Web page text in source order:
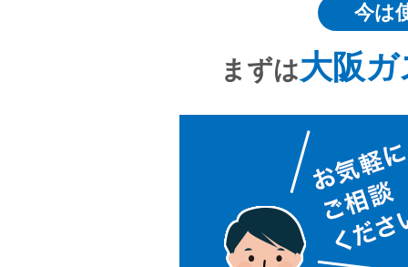
今は
まずは大阪